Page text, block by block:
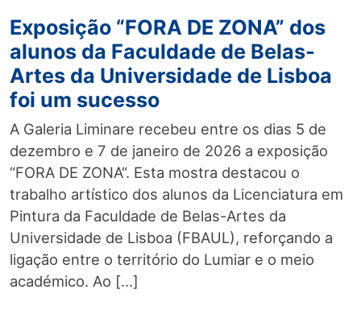
Exposição “FORA DE ZONA” dos
alunos da Faculdade de Belas-
Artes da Universidade de Lisboa
foi um sucesso
A Galeria Liminare recebeu entre os dias 5 de
dezembro e 7 de janeiro de 2026 a exposição
“FORA DE ZONA“. Esta mostra destacou o
trabalho artístico dos alunos da Licenciatura em
Pintura da Faculdade de Belas-Artes da
Universidade de Lisboa (FBAUL), reforçando a
ligação entre o território do Lumiar e o meio
académico. Ao […]